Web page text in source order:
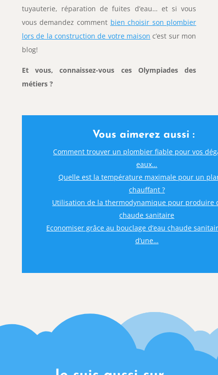
tuyauterie, réparation de fuites d’eau… et si vous
vous demandez comment bien choisir son plombier
lors de la construction de votre maison c’est sur mon
blog!
Et vous, connaissez-vous ces Olympiades des
métiers ?
Vous aimerez aussi :
Comment trouver un plombier fiable pour vos
eaux…
Quelle est la température maximale pour un
chauffant ?
Utilisation de la thermodynamique pour produire
chaude sanitaire
Economiser grâce au bouclage d’eau chaude
d’une…